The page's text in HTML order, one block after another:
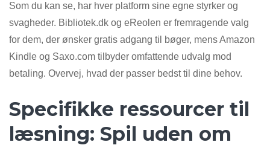
Som du kan se, har hver platform sine egne styrker og
svagheder. Bibliotek.dk og eReolen er fremragende valg
for dem, der ønsker gratis adgang til bøger, mens Amazon
Kindle og Saxo.com tilbyder omfattende udvalg mod
betaling. Overvej, hvad der passer bedst til dine behov.
Specifikke ressourcer til
læsning: Spil uden om